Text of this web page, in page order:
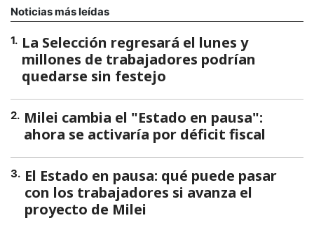
Noticias más leídas
1. La Selección regresará el lunes y
millones de trabajadores podrían
quedarse sin festejo
2. Milei cambia el "Estado en pausa":
ahora se activaría por déficit fiscal
3. El Estado en pausa: qué puede pasar
con los trabajadores si avanza el
proyecto de Milei